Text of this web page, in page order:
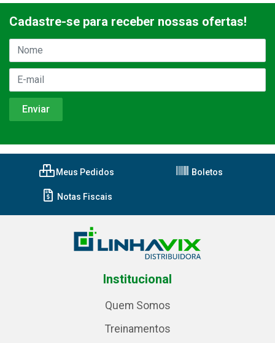
Cadastre-se para receber nossas ofertas!
Meus Pedidos Boletos
Notas Fiscais
Institucional
Quem Somos
Treinamentos